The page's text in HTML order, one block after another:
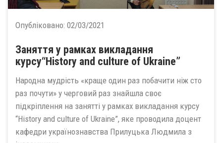
Опубліковано: 02/03/2021
Заняття у рамках викладання
курсу“History and culture of Ukraine”
Народна мудрість «краще один раз побачити ніж сто
раз почути» у черговий раз знайшла своє
підкріплення на занятті у рамках викладання курсу
“History and culture of Ukraine”, яке проводила доцент
кафедри українознавства Прилуцька Людмила з